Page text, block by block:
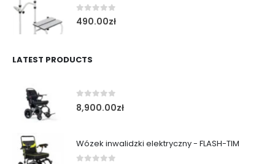
0out of 5
490.00zł
LATEST PRODUCTS
0out of 5
8,900.00zł
Wózek inwalidzki elektryczny - FLASH-TIM